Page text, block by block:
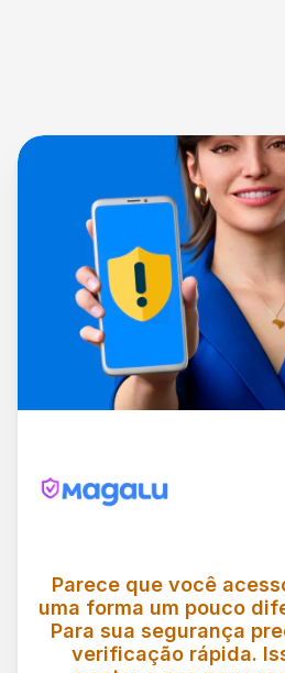
Parece que você
uma forma um pouco
Para sua segurança
verificação rápida.